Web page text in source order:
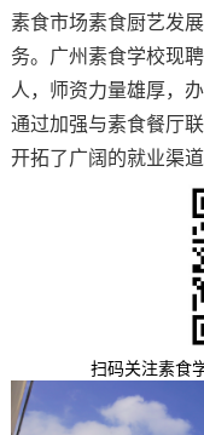
素食市场素食厨艺发
务。广州素食学校现
人，师资力量雄厚，
通过加强与素食餐厅
开拓了广阔的就业渠道
扫码关注素食